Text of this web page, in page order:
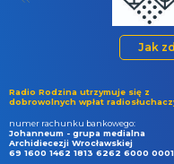
Jak
Radio Rodzina utrzymuje się z
dobrowolnych wpłat
numer rachunku bankowego:
Johanneum - grupa medialna
Archidiecezji Wrocławskiej
69 1600 1462 1813 6262 6000 0001